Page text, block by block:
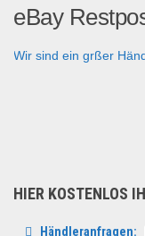
eBay
Wir sind ein grßer
HIER KOSTENLOS
Händleranfragen: